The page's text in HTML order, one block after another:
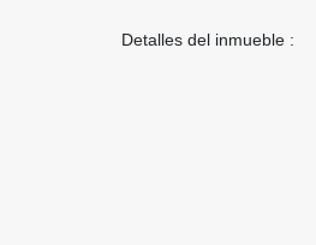
Detalles del inmueble :